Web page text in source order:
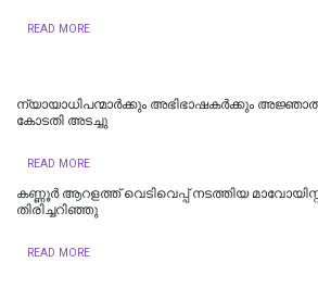
READ MORE
ന്യായാധിപന്മാർക്കും അഭിഭാഷകർക്കും
കോടതി അടച്ചു
READ MORE
കണ്ണൂർ ആറളത്ത് വെടിവെപ്പ് നടത്തിയ
തിരിച്ചറിഞ്ഞു
READ MORE